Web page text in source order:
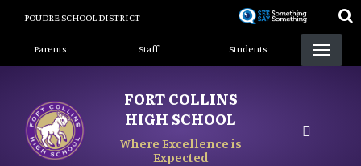
content
POUDRE SCHOOL DISTRICT
Landing Page Menu
Parents Staff Students
FORT COLLINS
HIGH SCHOOL
Where Excellence is
Expected